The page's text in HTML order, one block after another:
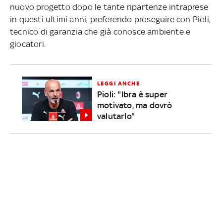
nuovo progetto dopo le tante ripartenze intraprese
in questi ultimi anni, preferendo proseguire con Pioli,
tecnico di garanzia che già conosce ambiente e
giocatori.
LEGGI ANCHE
Pioli: "Ibra è super
motivato, ma dovrò
valutarlo"